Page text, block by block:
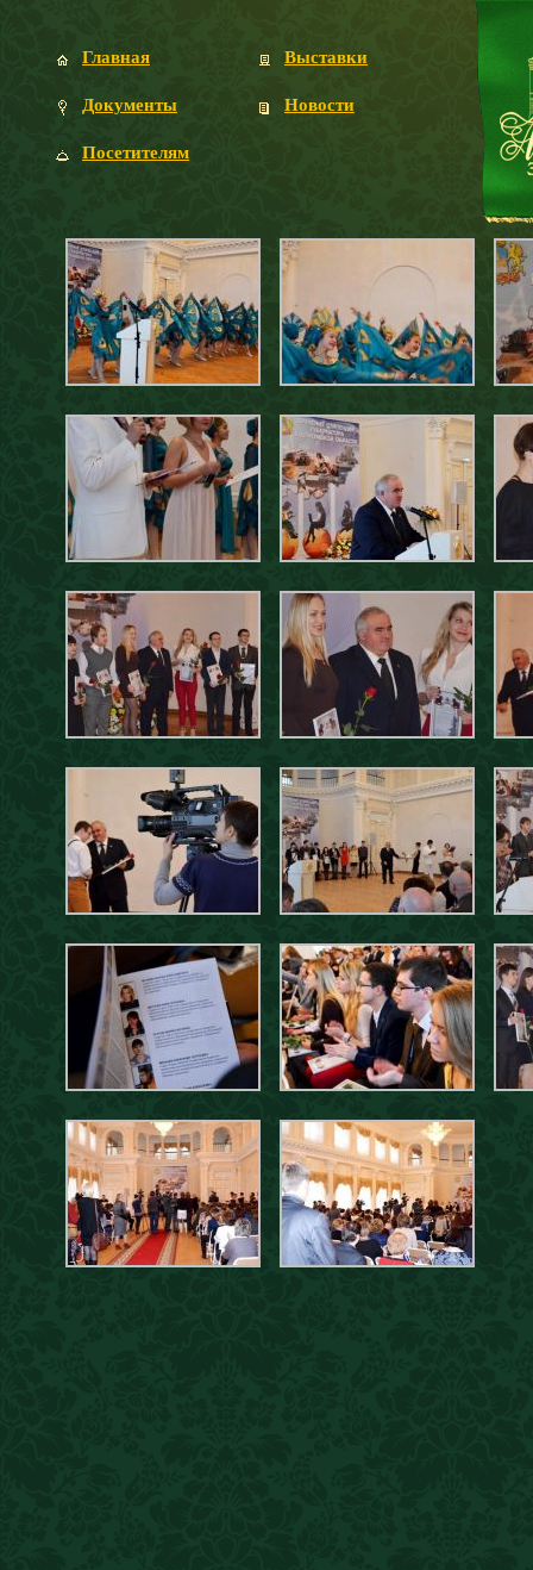
Главная
Документы
Посетителям
Выставки
Новости